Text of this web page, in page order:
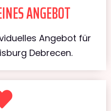
ANGEBOT
Angebot für
Debrecen.